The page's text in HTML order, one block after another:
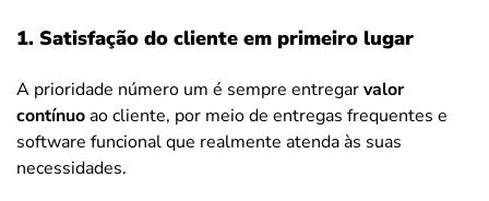
1. Satisfação do cliente em primeiro lugar
A prioridade número um é sempre entregarvalor
contínuoao cliente, por meio de entregas frequentes e
software funcional que realmente atenda às suas
necessidades.